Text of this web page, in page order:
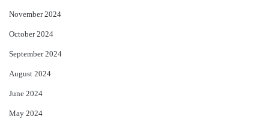
November 2024
October 2024
September 2024
August 2024
June 2024
May 2024